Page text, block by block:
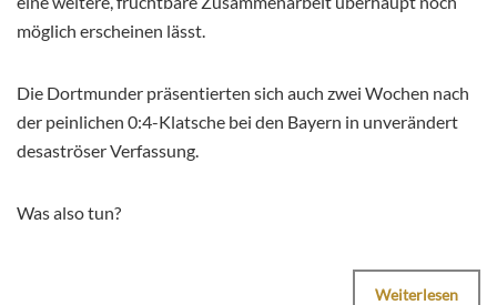
möglich erscheinen lässt.
Die Dortmunder präsentierten sich auch zwei Wochen nach
der peinlichen 0:4-Klatsche bei den Bayern in unverändert
desaströser Verfassung.
Was also tun?
Weiterlesen